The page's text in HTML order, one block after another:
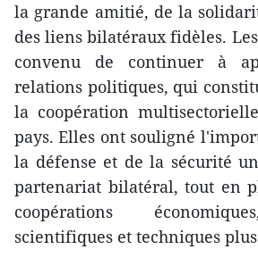
la grande amitié, de la
des liens bilatéraux fidèles.
convenu de continuer à
relations politiques, qui
la coopération
pays. Elles ont souligné
la défense et de la sécurité
partenariat bilatéral, tout en
coopérations
scientifiques et techniques